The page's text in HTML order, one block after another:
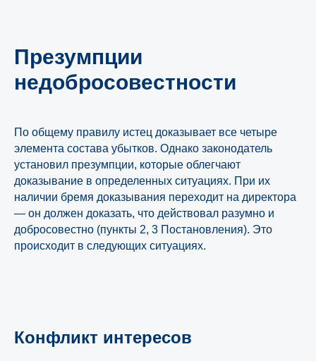
Презумпции
недобросовестности
По общему правилу истец доказывает все четыре
элемента состава убытков. Однако законодатель
установил презумпции, которые облегчают
доказывание в определенных ситуациях. При их
наличии бремя доказывания переходит на директора
— он должен доказать, что действовал разумно и
добросовестно (пункты 2, 3 Постановления). Это
происходит в следующих ситуациях.
Конфликт интересов